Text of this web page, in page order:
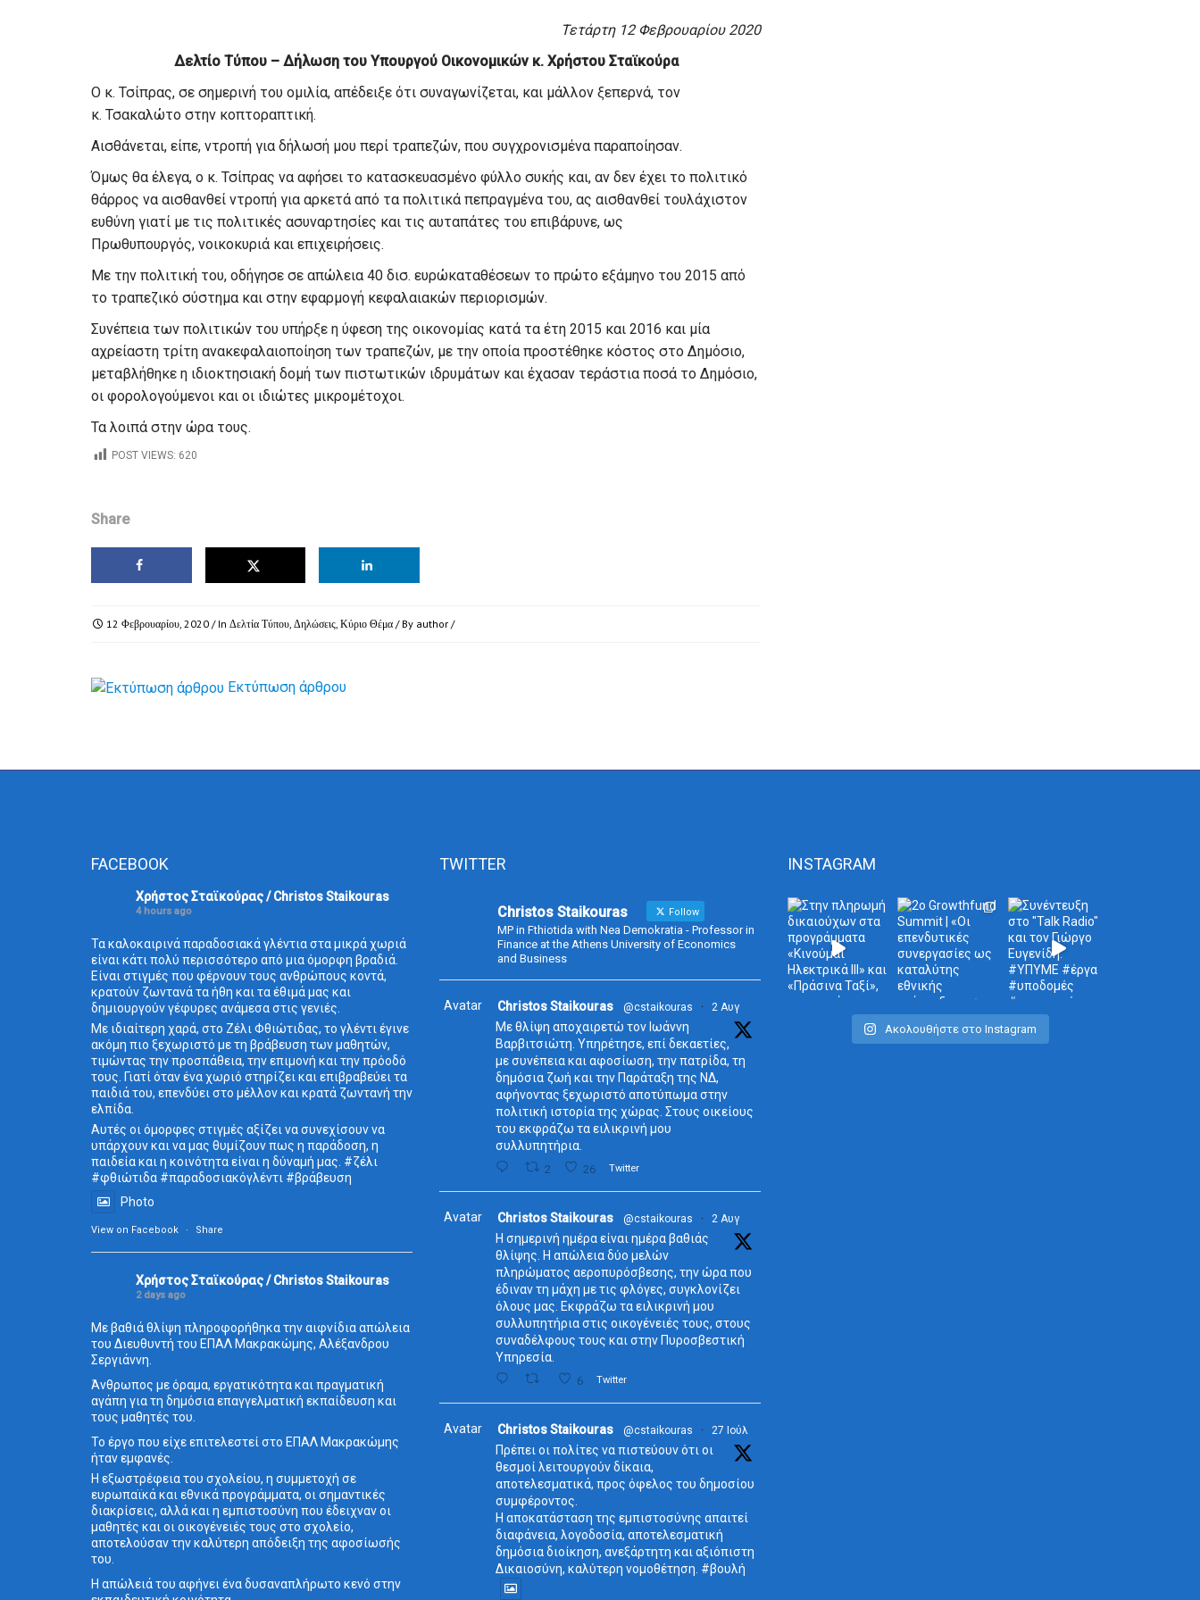
Τετάρτη 12Φεβρουαρίου 2020
Δελτίο Τύπου – Δήλωση του Υπουργού Οικονομικών κ. Χρήστου Σταϊκούρα
Ο κ. Τσίπρας, σε σημερινή του ομιλία, απέδειξε ότι συναγωνίζεται, και μάλλον ξεπερνά, τον
κ. Τσακαλώτο στην κοπτοραπτική.
Αισθάνεται, είπε, ντροπή για δήλωσή μου περί τραπεζών, που συγχρονισμένα παραποίησαν.
Όμως θα έλεγα, ο κ. Τσίπρας να αφήσει το κατασκευασμένο φύλλο συκής και, αν δεν έχει το πολιτικό
θάρρος να αισθανθεί ντροπή για αρκετά από τα πολιτικά πεπραγμένα του, ας αισθανθεί τουλάχιστον
ευθύνη γιατί με τις πολιτικές ασυναρτησίες και τις αυταπάτες του επιβάρυνε, ως
Πρωθυπουργός, νοικοκυριά και επιχειρήσεις.
Με την πολιτική του, οδήγησε σε απώλεια 40 δισ. ευρώκαταθέσεων το πρώτο εξάμηνο του 2015 από
το τραπεζικό σύστημα και στην εφαρμογή κεφαλαιακών περιορισμών.
Συνέπεια των πολιτικών του υπήρξε η ύφεση της οικονομίας κατά τα έτη 2015 και 2016 και μία
αχρείαστη τρίτη ανακεφαλαιοποίηση των τραπεζών, με την οποία προστέθηκε κόστος στο Δημόσιο,
μεταβλήθηκε η ιδιοκτησιακή δομή των πιστωτικών ιδρυμάτων και έχασαν τεράστια ποσά το Δημόσιο,
οι φορολογούμενοι και οι ιδιώτες μικρομέτοχοι.
Τα λοιπά στην ώρα τους.
POST VIEWS: 620
Share
12 Φεβρουαρίου, 2020 / In Δελτία Τύπου, Δηλώσεις, Κύριο Θέμα / By author /
Εκτύπωση άρθρου
FACEBOOK
Χρήστος Σταϊκούρας / Christos Staikouras
4 hours ago
Τα καλοκαιρινά παραδοσιακά γλέντια στα μικρά χωριά
είναι κάτι πολύ περισσότερο από μια όμορφη βραδιά.
Είναι στιγμές που φέρνουν τους ανθρώπους κοντά,
κρατούν ζωντανά τα ήθη και τα έθιμά μας και
δημιουργούν γέφυρες ανάμεσα στις γενιές.
Με ιδιαίτερη χαρά, στο Ζέλι Φθιώτιδας, το γλέντι έγινε
ακόμη πιο ξεχωριστό με τη βράβευση των μαθητών,
τιμώντας την προσπάθεια, την επιμονή και την πρόοδό
τους. Γιατί όταν ένα χωριό στηρίζει και επιβραβεύει τα
παιδιά του, επενδύει στο μέλλον και κρατά ζωντανή την
ελπίδα.
Αυτές οι όμορφες στιγμές αξίζει να συνεχίσουν να
υπάρχουν και να μας θυμίζουν πως η παράδοση, η
παιδεία και η κοινότητα είναι η δύναμή μας. #ζέλι
#φθιώτιδα #παραδοσιακόγλέντι #βράβευση
Photo
View on Facebook · Share
Χρήστος Σταϊκούρας / Christos Staikouras
2 days ago
Με βαθιά θλίψη πληροφορήθηκα την αιφνίδια απώλεια
του Διευθυντή του ΕΠΑΛ Μακρακώμης, Αλέξανδρου
Σεργιάννη.
Άνθρωπος με όραμα, εργατικότητα και πραγματική
αγάπη για τη δημόσια επαγγελματική εκπαίδευση και
τους μαθητές του.
Το έργο που είχε επιτελεστεί στο ΕΠΑΛ Μακρακώμης
ήταν εμφανές.
Η εξωστρέφεια του σχολείου, η συμμετοχή σε
ευρωπαϊκά και εθνικά προγράμματα, οι σημαντικές
διακρίσεις, αλλά και η εμπιστοσύνη που έδειχναν οι
μαθητές και οι οικογένειές τους στο σχολείο,
αποτελούσαν την καλύτερη απόδειξη της αφοσίωσής
του.
Η απώλειά του αφήνει ένα δυσαναπλήρωτο κενό στην
TWITTER
Christos Staikouras Follow
MP in Fthiotida with Nea Demokratia - Professor in
Finance at the Athens University of Economics
and Business
Avatar Christos Staikouras @cstaikouras · 2 Αυγ
Με θλίψη αποχαιρετώ τον Ιωάννη
Βαρβιτσιώτη. Υπηρέτησε, επί δεκαετίες,
με συνέπεια και αφοσίωση, την πατρίδα, τη
δημόσια ζωή και την Παράταξη της ΝΔ,
αφήνοντας ξεχωριστό αποτύπωμα στην
πολιτική ιστορία της χώρας. Στους οικείους
του εκφράζω τα ειλικρινή μου
συλλυπητήρια.
2 26 Twitter
Avatar Christos Staikouras @cstaikouras · 2 Αυγ
Η σημερινή ημέρα είναι ημέρα βαθιάς
θλίψης. Η απώλεια δύο μελών
πληρώματος αεροπυρόσβεσης, την ώρα που
έδιναν τη μάχη με τις φλόγες, συγκλονίζει
όλους μας. Εκφράζω τα ειλικρινή μου
συλλυπητήρια στις οικογένειές τους, στους
συναδέλφους τους και στην Πυροσβεστική
Υπηρεσία.
6 Twitter
Avatar Christos Staikouras @cstaikouras · 27 Ιούλ
Πρέπει οι πολίτες να πιστεύουν ότι οι
θεσμοί λειτουργούν δίκαια,
αποτελεσματικά, προς όφελος του δημοσίου
συμφέροντος.
Η αποκατάσταση της εμπιστοσύνης απαιτεί
διαφάνεια, λογοδοσία, αποτελεσματική
δημόσια διοίκηση, ανεξάρτητη και αξιόπιστη
Δικαιοσύνη, καλύτερη νομοθέτηση. #βουλή
INSTAGRAM
Ακολουθήστε στο Instagram